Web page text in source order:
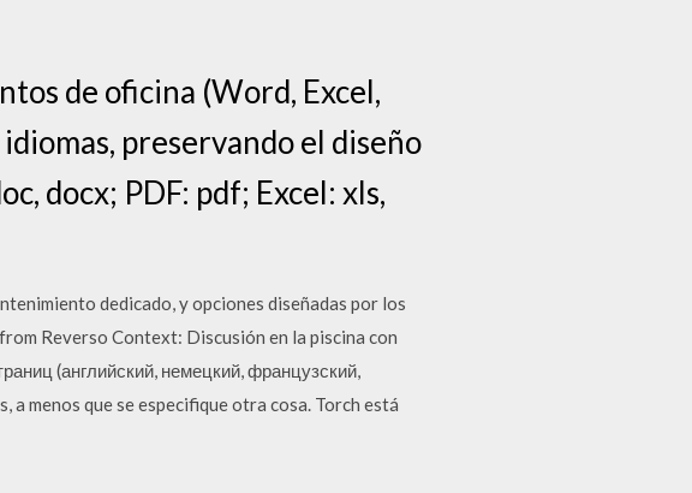
de oficina (Word, Excel,
preservando el diseño
docx; PDF: pdf; Excel: xls,
dedicado, y opciones diseñadas por los
Reverso Context: Discusión en la piscina con
(английский, немецкий, французский,
a menos que se especifique otra cosa. Torch está